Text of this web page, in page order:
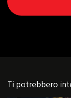
Ti potrebbero